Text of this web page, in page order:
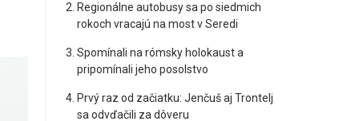
Regionálne autobusy sa po siedmich
rokoch vracajú na most v Seredi
Spomínali na rómsky holokaust a
pripomínali jeho posolstvo
Prvý raz od začiatku: Jenčuš aj Trontelj
sa odvďačili za dôveru